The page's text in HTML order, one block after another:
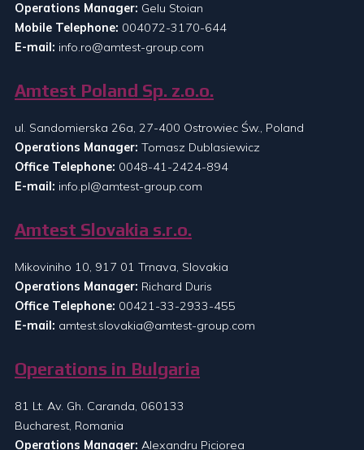
Operations Manager: Gelu Stoian
Mobile Telephone: 004072-3170-644
E-mail: info.ro@amtest-group.com
Amtest Poland Sp. z.o.o.
ul. Sandomierska 26a, 27-400 Ostrowiec Św., Poland
Operations Manager: Tomasz Dublasiewicz
Office Telephone: 0048-41-2424-894
E-mail: info.pl@amtest-group.com
Amtest Slovakia s.r.o.
Mikoviniho 10, 917 01 Trnava, Slovakia
Operations Manager: Richard Duris
Office Telephone: 00421-33-2933-455
E-mail: amtest.slovakia@amtest-group.com
Operations in Bulgaria
81 Lt. Av. Gh. Caranda, 060133
Bucharest, Romania
Operations Manager: Alexandru Piciorea